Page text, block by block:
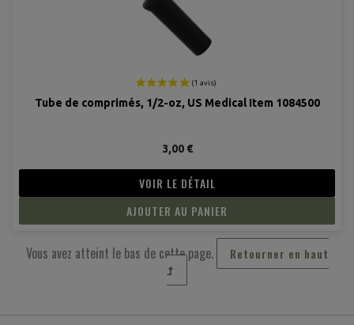
Tube de comprimés, 1/2-oz, US Medical Item 1084500
3,00 €
VOIR LE DÉTAIL
AJOUTER AU PANIER
Vous avez atteint le bas de cette page. Retourner en haut